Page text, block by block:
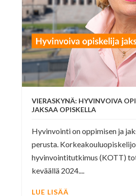
VIERASKYNÄ: HYVINVOIVA
JAKSAA OPISKELLA
Hyvinvointi on oppimisen ja
perusta.
hyvinvointitutkimus (KOTT)
keväällä 2024....
LUE LISÄÄ